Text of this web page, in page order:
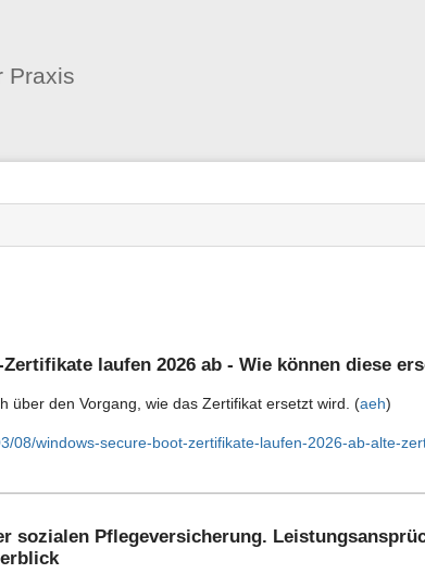
Praxis
laufen 2026 ab - Wie können diese
über den Vorgang, wie das Zertifikat ersetzt wird. (aeh)
08/windows-secure-boot-zertifikate-laufen-2026-ab-alte-
sozialen Pflegeversicherung.